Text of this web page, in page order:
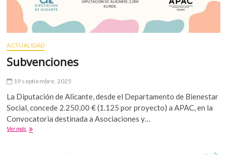
ACTUALIDAD
Subvenciones
19 septiembre, 2025
La Diputación de Alicante, desde el Departamento de Bienestar
Social, concede 2.250,00 € (1.125 por proyecto) a APAC, en la
Convocatoria destinada a Asociaciones y…
Ver másSubvenciones